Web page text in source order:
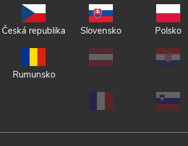
Česká republika Slovensko Polsko
Rumunsko